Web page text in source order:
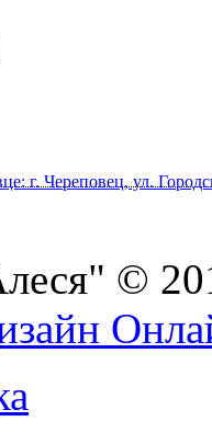
г. Череповец, ул.
©